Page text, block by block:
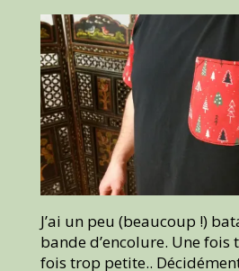
J’ai un peu (beaucoup !)
bande d’encolure. Une
fois trop petite..